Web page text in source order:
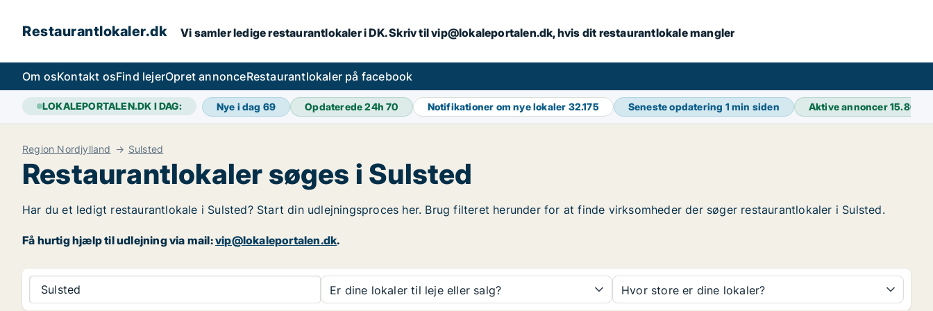
Restaurantlokaler.dk Vi samler ledige restaurantlokaler i DK. Skriv til vip@lokaleportalen.dk, hvis dit restaurantlokale mangler
Om osKontakt osFind lejerOpret annonceRestaurantlokaler på facebook
LOKALEPORTALEN.DK I DAG: Nye i dag 69 Opdaterede 24h70 Notifikationer om nye lokaler 32.175 Seneste opdatering 1 min siden Aktive annoncer15.865
Region Nordjylland Sulsted
Restaurantlokaler søges i Sulsted
Har du et ledigt restaurantlokale i Sulsted? Start din udlejningsproces her. Brug filteret herunder for at finde virksomheder der søger restaurantlokaler i Sulsted.
Få hurtig hjælp til udlejning via mail:vip@lokaleportalen.dk.
Sulsted Er dine lokaler til leje eller salg? Hvor store er dine lokaler?